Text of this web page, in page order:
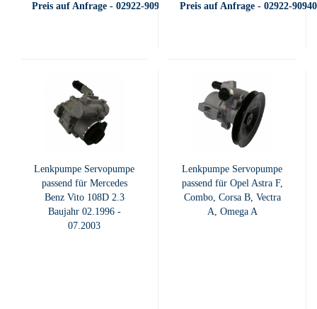
Preis auf Anfrage - 02922-909400 Preis auf Anfrage - 02922-
Lenkpumpe Servopumpe
passend für Mercedes
Benz Vito 108D 2.3
Baujahr 02.1996 -
07.2003
Lenkpumpe Servopumpe
passend für Opel Astra F,
Combo, Corsa B, Vectra
A, Omega A